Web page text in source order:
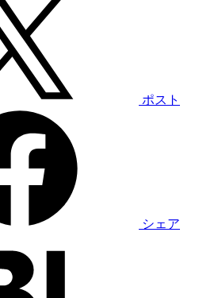
ポスト
シェア